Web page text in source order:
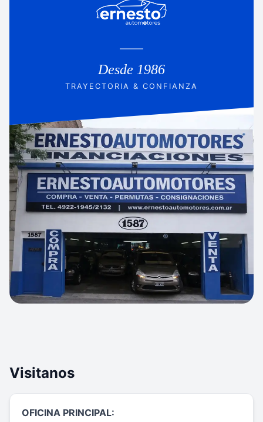
Desde 1986
TRAYECTORIA & CONFIANZA
Visitanos
OFICINA PRINCIPAL: